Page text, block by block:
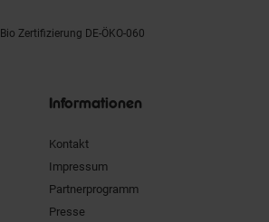
Bio Zertifizierung DE-ÖKO-060
Informationen
Kontakt
Impressum
Partnerprogramm
Presse